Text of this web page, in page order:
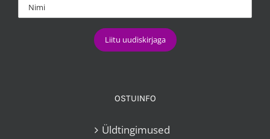
OSTUINFO
Üldtingimused